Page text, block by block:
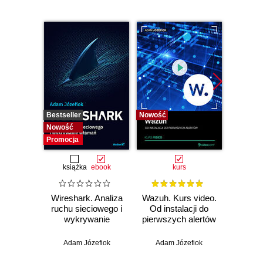
Bestseller
Nowość
Promocja
książka ebook
Wireshark. Analiza
ruchu sieciowego i
wykrywanie
Adam Józefiok
Nowość
kurs
Wazuh. Kurs video.
Od instalacji do
pierwszych alertów
Adam Józefiok